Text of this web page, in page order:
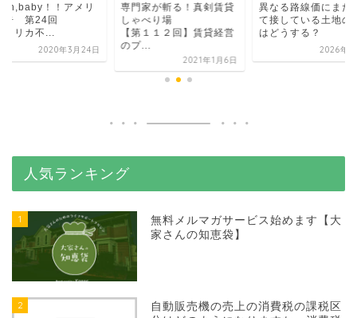
！！アメリ
告 第24回
メリカ不...
2020年3月24日
専門家が斬る！真剣賃貸
しゃべり場
【第１１２回】賃貸経営
のプ...
2021年1月6日
異なる路線価にまた
て接している土地の
はどうする？
2026年3
人気ランキング
1
無料メルマガサービス始めます【大
家さんの知恵袋】
2
自動販売機の売上の消費税の課税区